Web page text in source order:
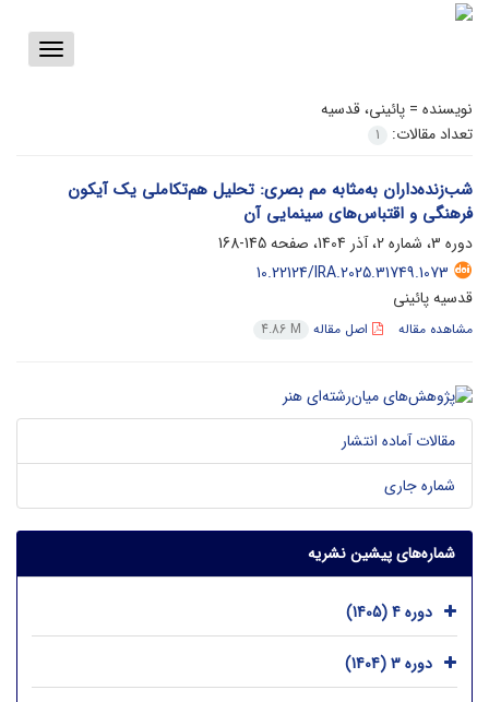
Toggle
نویسنده = پائینی، قدسیه
تعداد مقالات:
1
شب‌زنده‌داران به‌مثابه مم بصری: تحلیل هم‌تکاملی یک آیکون
فرهنگی و اقتباس‌های سینمایی آن
دوره 3، شماره 2، آذر 1404، صفحه
145-168
10.22124/IRA.2025.31749.1073
قدسیه پائینی
مشاهده مقاله اصل مقاله 4.86 M
مقالات آماده انتشار
شماره جاری
شماره‌های پیشین نشریه
دوره 4 (1405)
دوره 3 (1404)